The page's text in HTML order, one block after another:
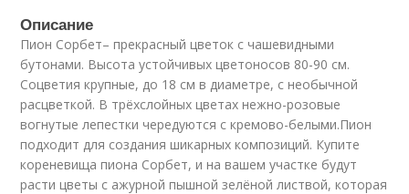
Описание
Пион Сорбет– прекрасный цветок с чашевидными
бутонами. Высота устойчивых цветоносов 80-90 см.
Соцветия крупные, до 18 см в диаметре, с необычной
расцветкой. В трёхслойных цветах нежно-розовые
вогнутые лепестки чередуются с кремово-белыми.Пион
подходит для создания шикарных композиций. Купите
кореневища пиона Сорбет, и на вашем участке будут
расти цветы с ажурной пышной зелёной листвой, которая